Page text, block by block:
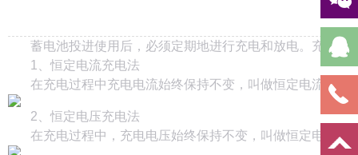
蓄电池投进使用后，必须定期地进行充电和放电。充电
1、恒定电流充电法
在充电过程中充电电流始终保持不变，叫做恒定电流充
2、恒定电压充电法
在充电过程中，充电电压始终保持不变，叫做恒定电压